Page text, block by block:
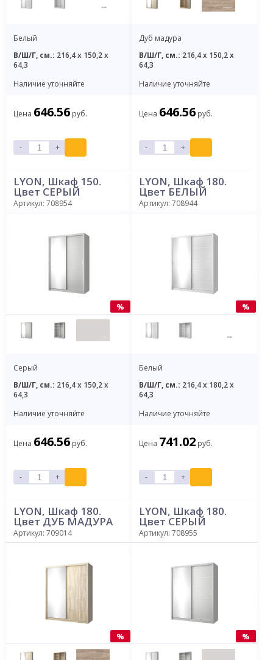
Белый
В/Ш/Г, см.: 216,4 x 150,2 x
64,3
Наличие уточняйте
Цена 646.56 руб.
- +
Дуб мадура
В/Ш/Г, см.: 216,4 x 150,2 x
64,3
Наличие уточняйте
Цена 646.56 руб.
- +
LYON, Шкаф 150.
Цвет СЕРЫЙ
Артикул: 708954
%
Серый
В/Ш/Г, см.: 216,4 x 150,2 x
64,3
Наличие уточняйте
Цена 646.56 руб.
- +
LYON, Шкаф 180.
Цвет БЕЛЫЙ
Артикул: 708944
%
Белый
В/Ш/Г, см.: 216,4 x 180,2 x
64,3
Наличие уточняйте
Цена 741.02 руб.
- +
LYON, Шкаф 180.
Цвет ДУБ МАДУРА
Артикул: 709014
%
LYON, Шкаф 180.
Цвет СЕРЫЙ
Артикул: 708955
%